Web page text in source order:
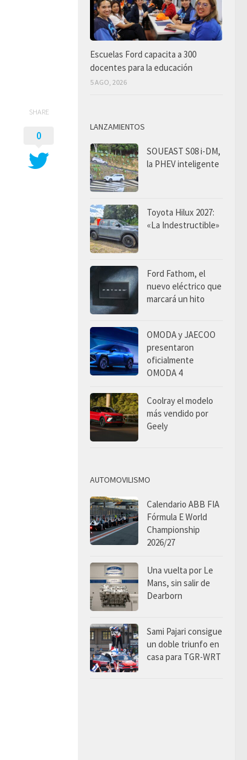
SHARE
0
Escuelas Ford capacita a 300
docentes para la educación
5 AGO, 2026
LANZAMIENTOS
SOUEAST S08 i-DM,
la PHEV inteligente
Toyota Hilux 2027:
«La Indestructible»
Ford Fathom, el
nuevo eléctrico que
marcará un hito
OMODA y JAECOO
presentaron
oficialmente
OMODA 4
Coolray el modelo
más vendido por
Geely
AUTOMOVILISMO
Calendario ABB FIA
Fórmula E World
Championship
2026/27
Una vuelta por Le
Mans, sin salir de
Dearborn
Sami Pajari consigue
un doble triunfo en
casa para TGR-WRT